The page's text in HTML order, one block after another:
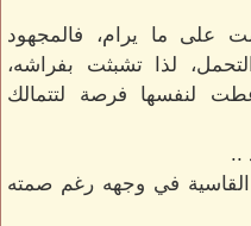
على ما يرام، فالمجهود
لذا تشبثت بفراشه،
لنفسها فرصة لتتمالك
..
في وجهه رغم صمته